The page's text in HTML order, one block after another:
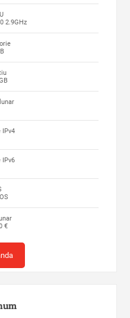
2.9GHz
IPv4
IPv6
€